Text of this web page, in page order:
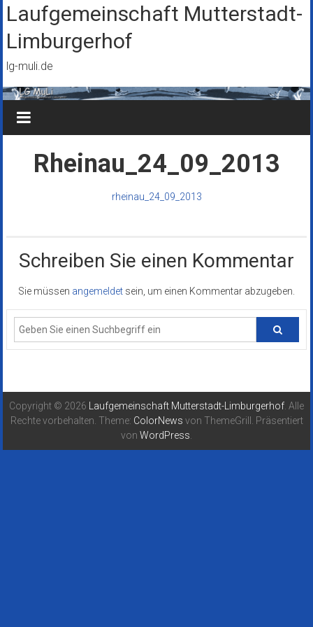
Zum
Inhalt
springen
Laufgemeinschaft Mutterstadt-
Limburgerhof
lg-muli.de
Rheinau_24_09_2013
rheinau_24_09_2013
Schreiben Sie einen Kommentar
Sie müssen angemeldet sein, um einen Kommentar abzugeben.
Copyright © 2026 Laufgemeinschaft Mutterstadt-Limburgerhof . Alle
Rechte vorbehalten. Theme: ColorNews von ThemeGrill. Präsentiert
von WordPress